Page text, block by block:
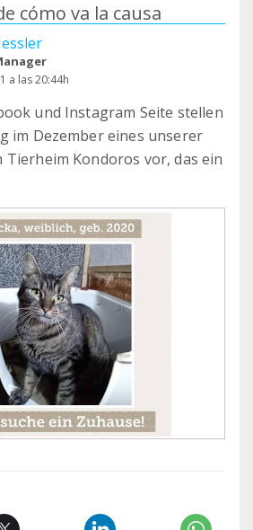
cómo va la causa
a las 20:44h
und Instagram Seite stellen
im Dezember eines unserer
Tierheim Kondoros vor, das ein